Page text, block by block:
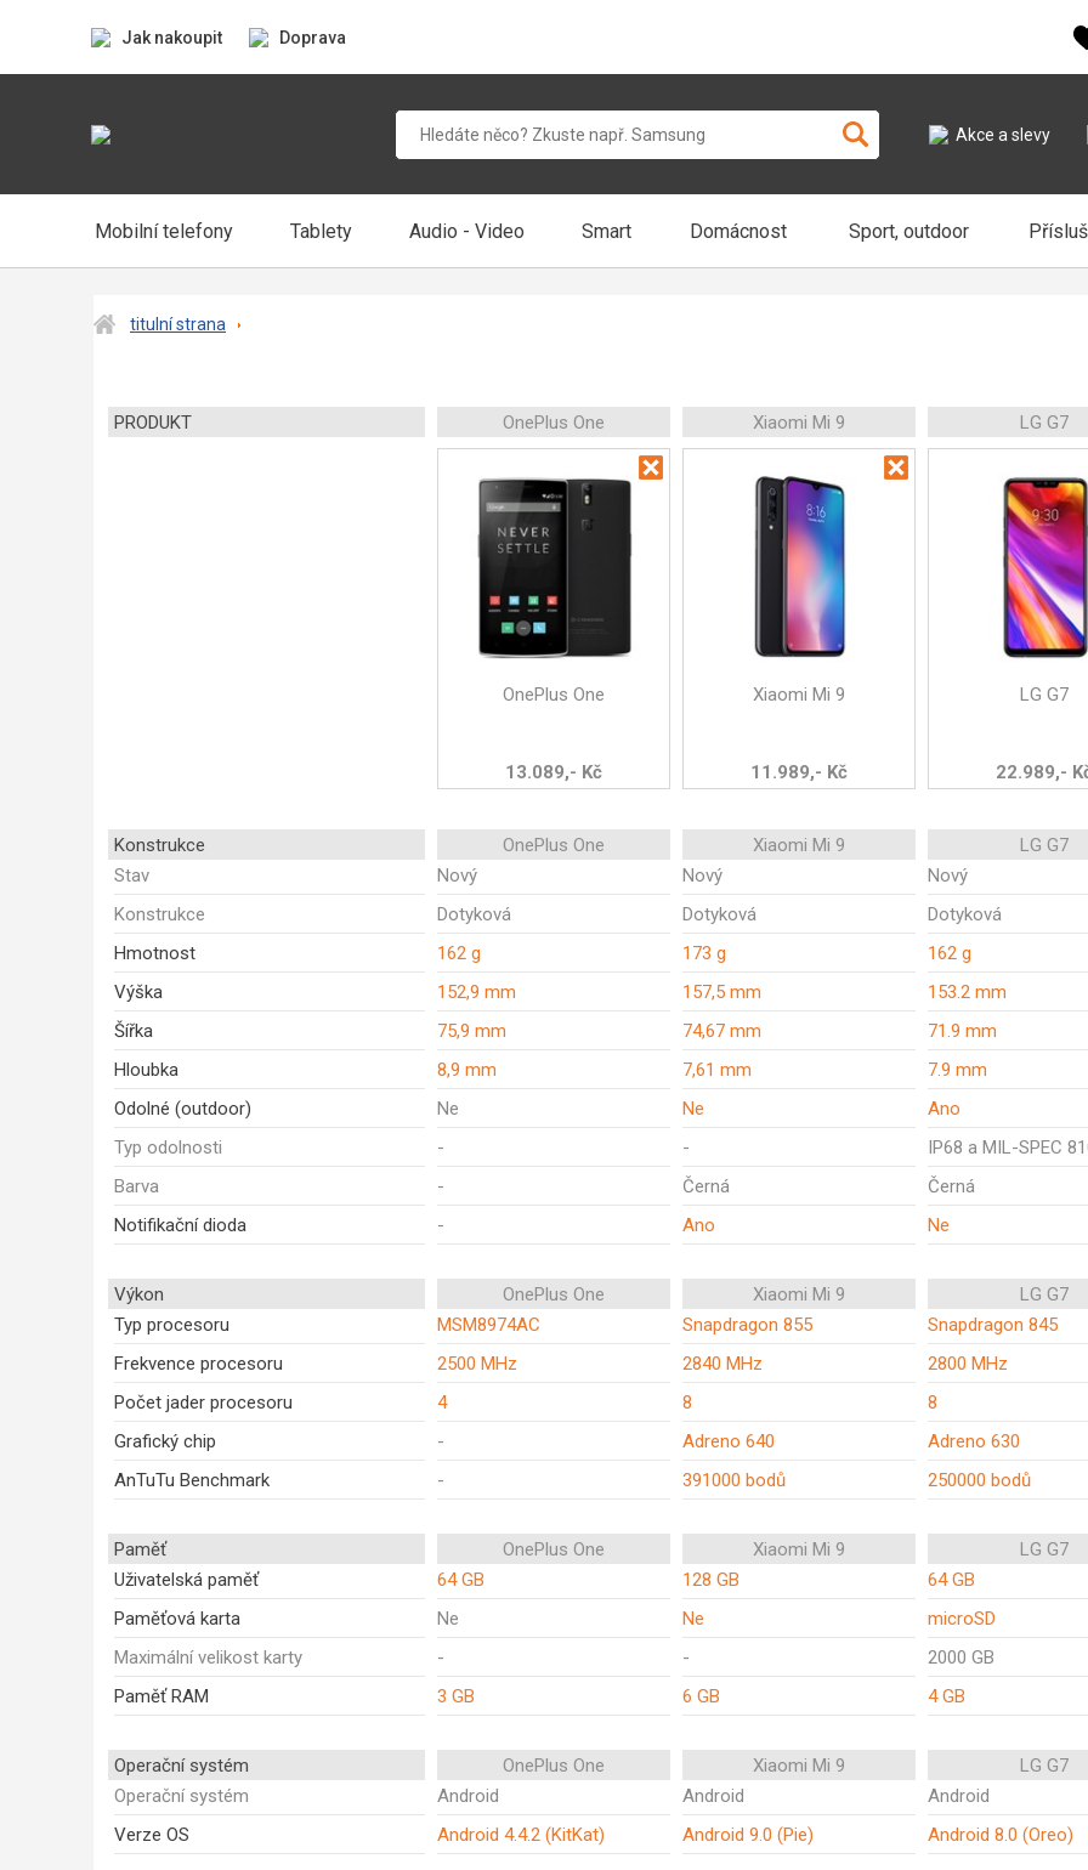
Jak nakoupit Doprava
Akce a slevy
Mobilní telefony Tablety Audio - Video Smart Domácnost Sport, outdoor
titulní strana
PRODUKT OnePlus One Xiaomi Mi 9 LG G7
OnePlus One
13.089,- Kč
Xiaomi Mi 9
11.989,- Kč
LG G7
22.989,-
Konstrukce OnePlus One Xiaomi Mi 9
LG G7
Stav
Nový Nový
Nový
Konstrukce
Dotyková Dotyková
Dotyková
Hmotnost
162 g 173 g
162 g
Výška
152,9 mm 157,5 mm
153.2 mm
Šířka
75,9 mm 74,67 mm
71.9 mm
Hloubka
8,9 mm 7,61 mm
7.9 mm
Odolné (outdoor)
Ne Ne
Ano
Typ odolnosti
- -
IP68 a MIL-SPEC
Barva
- Černá
Černá
Notifikační dioda
- Ano Ne
Výkon OnePlus One Xiaomi Mi 9
LG G7
Typ procesoru
MSM8974AC Snapdragon 855
Snapdragon 845
Frekvence procesoru
2500 MHz 2840 MHz
2800 MHz
Počet jader procesoru
4 8
8
Grafický chip
- Adreno 640
Adreno 630
AnTuTu Benchmark
- 391000 bodů 250000 bodů
Paměť OnePlus One Xiaomi Mi 9
LG G7
Uživatelská paměť
64 GB 128 GB
64 GB
Paměťová karta
Ne Ne
microSD
Maximální velikost karty
- -
2000 GB
Paměť RAM
3 GB 6 GB 4 GB
Operační systém OnePlus One Xiaomi Mi 9
LG G7
Operační systém
Android Android
Android
Verze OS
Android 4.4.2 (KitKat) Android 9.0 (Pie) Android 8.0 (Oreo)